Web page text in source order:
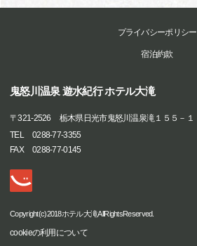
プライバシーポリシー
宿泊約款
鬼怒川温泉 遊水紀行 ホテル大滝
〒321-2526
栃木県日光市鬼怒川温泉滝１５５－１
TEL
0288-77-3355
FAX
0288-77-0145
Copyright(c)2018ホテル大滝AllRightsReserved.
cookieの利用について